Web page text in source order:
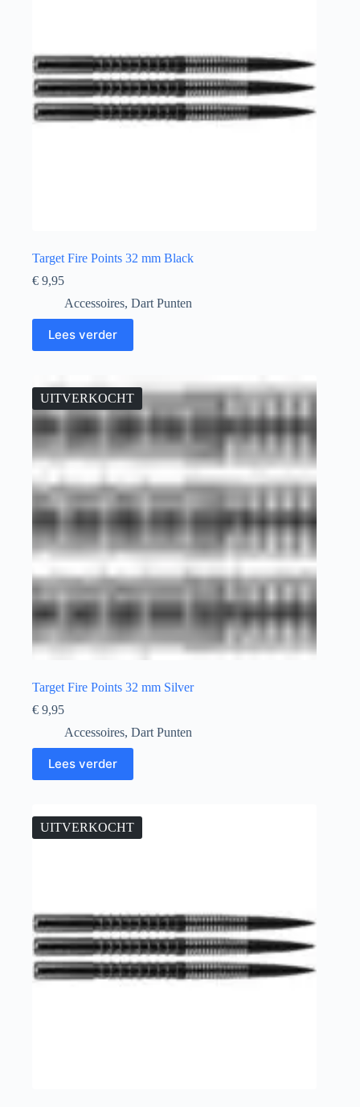
Target Fire Points 32 mm Black
€ 9,95
Accessoires, Dart Punten
Lees verder
UITVERKOCHT
Target Fire Points 32 mm Silver
€ 9,95
Accessoires, Dart Punten
Lees verder
UITVERKOCHT